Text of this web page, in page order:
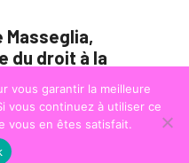
STRADA
vous garantir la meilleure
vous continuez à utiliser ce
vous en êtes satisfait.